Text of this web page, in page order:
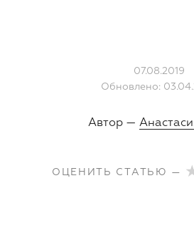
07.08.2019
Обновлено:
Автор —
ОЦЕНИТЬ СТАТЬЮ —